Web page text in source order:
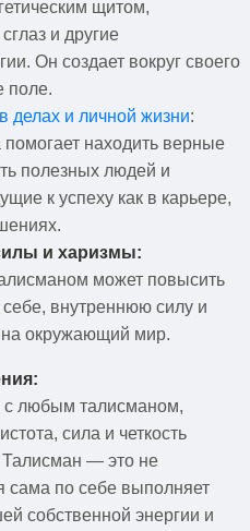
щитом,
и другие
Он создает вокруг своего
поле.
делах и личной жизни:
находить верные
полезных людей и
к успеху как в карьере,
и харизмы:
может повысить
внутреннюю силу и
на окружающий мир.
с любым талисманом,
сила и четкость
— это не
сама по себе выполняет
собственной энергии и